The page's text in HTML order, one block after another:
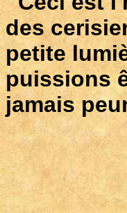
des
petite
puissions
jamais